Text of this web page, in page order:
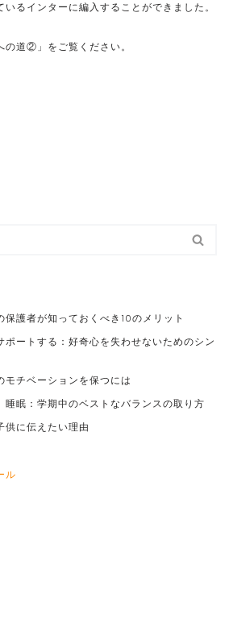
るインターに編入することができました。
の道②」をご覧ください。
護者が知っておくべき10のメリット
ポートする：好奇心を失わせないためのシン
モチベーションを保つには
睡眠：学期中のベストなバランスの取り方
供に伝えたい理由
ル